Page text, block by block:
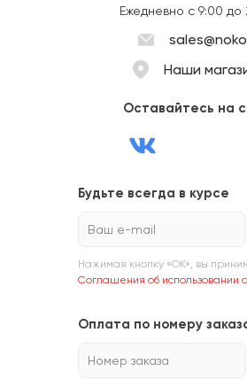
Ежедневно с 9:00 до
Наши
Оставайтесь на
Будьте всегда в курсе
Ваш e-mail
Нажимая кнопку «ОК», вы
Соглашения об использовании
Оплата по номеру
Номер заказа